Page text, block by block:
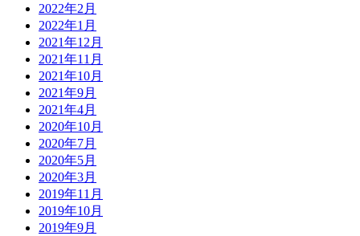
2022年2月
2022年1月
2021年12月
2021年11月
2021年10月
2021年9月
2021年4月
2020年10月
2020年7月
2020年5月
2020年3月
2019年11月
2019年10月
2019年9月